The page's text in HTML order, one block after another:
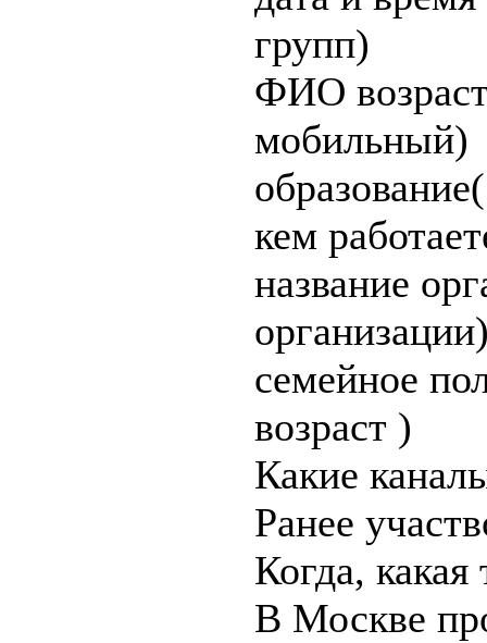
групп)
ФИО
мобильный)
кем
название
семейное
возраст )
Какие
Ранее
Когда,
В Москве